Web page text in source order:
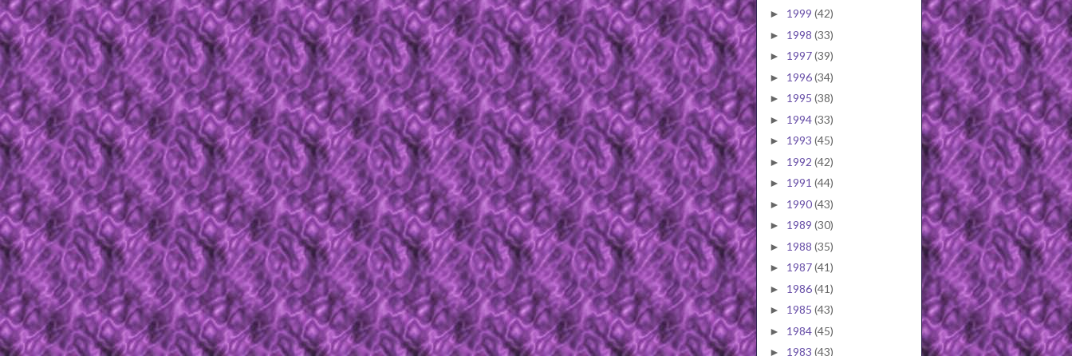
► 1999 (42)
► 1998 (33)
► 1997(39)
► 1996(34)
► 1995 (38)
► 1994(33)
► 1993 (45)
► 1992 (42)
► 1991 (44)
► 1990(43)
► 1989 (30)
► 1988 (35)
► 1987(41)
► 1986(41)
► 1985 (43)
► 1984(45)
► 1983 (43)